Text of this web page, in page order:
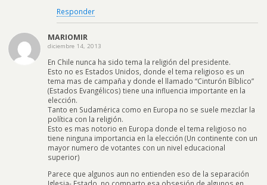
Responder
MARIOMIR
diciembre 14, 2013
En Chile nunca ha sido tema la religión del presidente.
Esto no es Estados Unidos, donde el tema religioso es un
tema mas de campaña y donde el llamado “Cinturón Bíblico”
(Estados Evangélicos) tiene una influencia importante en la
elección.
Tanto en Sudamérica como en Europa no se suele mezclar la
política con la religión.
Esto es mas notorio en Europa donde el tema religioso no
tiene ninguna importancia en la elección (Un continente con un
mayor numero de votantes con un nivel educacional
superior)
Parece que algunos aun no entienden eso de la separación
Iglesia- Estado, no comparto esa obsesión de algunos en